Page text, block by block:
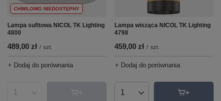
CHWILOWO NIEDOSTĘPNY
Lampa sufitowa NICOL TK Lighting
4800
489,00 zł / szt.
+ Dodaj do porównania
Ilość produktów
Lampa wisząca NICOL TK Lighting
4798
459,00 zł / szt.
+ Dodaj do porównania
Ilość produktów